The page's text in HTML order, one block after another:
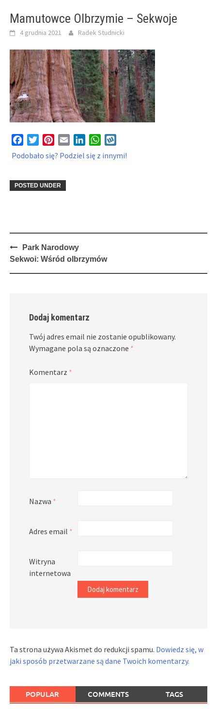
Mamutowce Olbrzymie – Sekwoje
4 grudnia 2021 Radek Studnicki
FacebookTwitterPinterest
Email LinkedInWhatsApp
Podobało się? Podziel się z innymi!
POSTED UNDER
Post
navigation
Park Narodowy
Sekwoi: Wśród olbrzymów
Dodaj komentarz
Twój adres email nie zostanie opublikowany.
Wymagane pola są oznaczone *
Komentarz *
Nazwa *
Adres email *
Witryna
internetowa
Ta strona używa Akismet do redukcji spamu. Dowiedz się, w
jaki sposób przetwarzane są dane Twoich komentarzy.
POPULAR COMMENTS TAGS